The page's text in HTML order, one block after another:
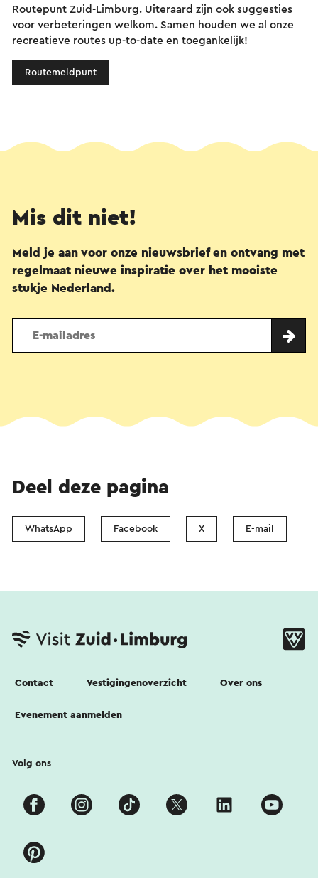
Routepunt Zuid-Limburg. Uiteraard zijn ook suggesties
voor verbeteringen welkom. Samen houden we al onze
recreatieve routes up-to-date en toegankelijk!
Routemeldpunt
Mis dit niet!
Meld je aan voor onze nieuwsbrief en ontvang met
regelmaat nieuwe inspiratie over het mooiste
stukje Nederland.
Deel deze pagina
WhatsApp Facebook X E-mail
Contact Vestigingenoverzicht Over ons
Evenement aanmelden
Volg ons